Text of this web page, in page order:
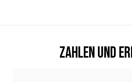
Zahlen und